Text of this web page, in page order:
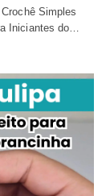
Simples
Iniciantes do…